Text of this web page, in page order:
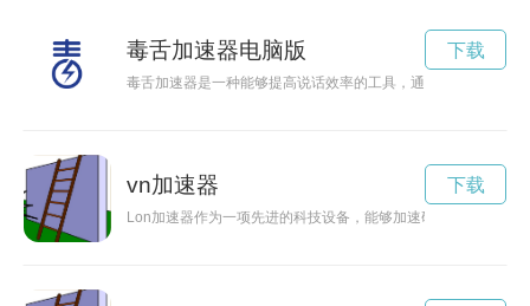
毒舌加速器电脑版
毒舌加速器是一种能够提高说话效率的工具，通过毒舌方式让信
下载
vn加速器
Lon加速器作为一项先进的科技设备，能够加速研究和发展的
下载